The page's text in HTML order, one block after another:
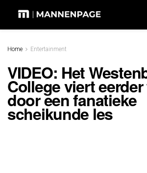
Home Entertainment
VIDEO: Het
College viert
door een fanatieke
scheikunde les